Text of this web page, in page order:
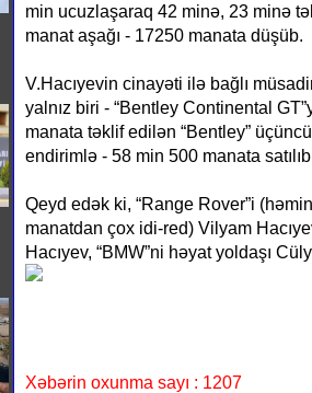
min ucuzlaşaraq 42 minə, 23 minə
manat aşağı - 17250 manata düşüb.
V.Hacıyevin cinayəti ilə bağlı
yalnız biri - “Bentley Continental
manata təklif edilən “Bentley”
endirimlə - 58 min 500 manata
Qeyd edək ki, “Range Rover”i
manatdan çox idi-red) Vilyam
Hacıyev, “BMW”ni həyat yoldaşı
Xəbərin oxunma sayı : 1207